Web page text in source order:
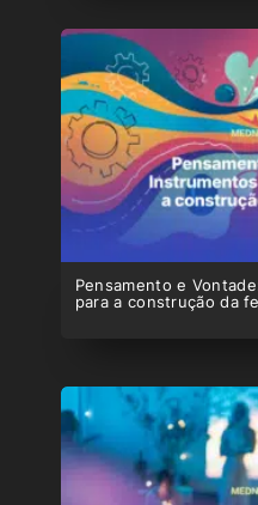
Pensamento e
para a construção da